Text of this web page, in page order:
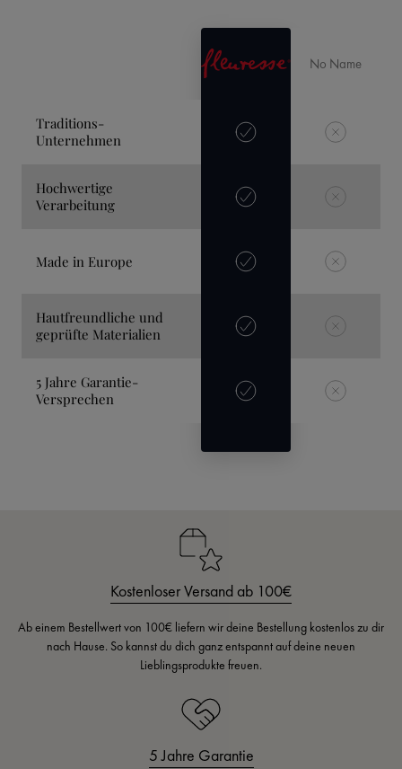
No Name
Traditions-
Unternehmen
Hochwertige
Verarbeitung
Made in Europe
Hautfreundliche und
geprüfte Materialien
5 Jahre Garantie-
Versprechen
Kostenloser Versand ab 100€
Ab einem Bestellwert von 100€ liefern wir deine Bestellung kostenlos zu dir
nach Hause. So kannst du dich ganz entspannt auf deine neuen
Lieblingsprodukte freuen.
5 Jahre Garantie